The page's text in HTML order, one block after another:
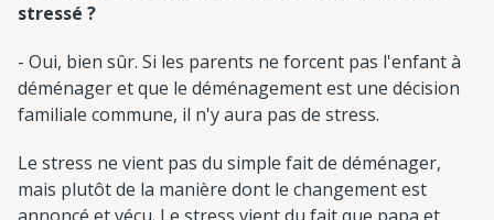
stressé ?
- Oui, bien sûr. Si les parents ne forcent pas l'enfant à
déménager et que le déménagement est une décision
familiale commune, il n'y aura pas de stress.
Le stress ne vient pas du simple fait de déménager,
mais plutôt de la manière dont le changement est